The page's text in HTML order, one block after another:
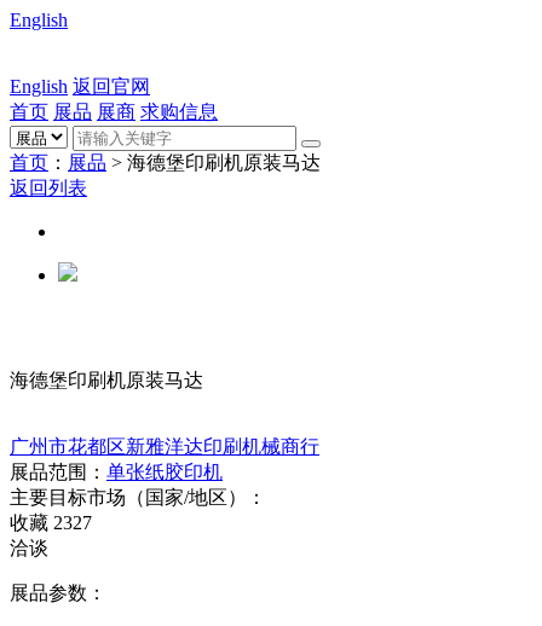
English
English 返回官网
首页 展品 展商 求购信息
首页 ： 展品 > 海德堡印刷机原装马达
返回列表
海德堡印刷机原装马达
广州市花都区新雅洋达印刷机械商行
展品范围： 单张纸胶印机
主要目标市场（国家/地区）：
收藏 2327
洽谈
展品参数：